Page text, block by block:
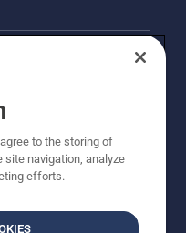
to the storing of
site navigation, analyze
efforts.